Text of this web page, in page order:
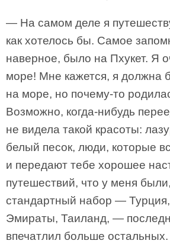
— На самом деле я
как хотелось бы. Самое
наверное, было на Пхукет. Я
море! Мне кажется, я должна
на море, но почему-то
Возможно, когда-нибудь
не видела такой красоты:
белый песок, люди, которые
и передают тебе хорошее
путешествий, что у меня
стандартный набор — Турция,
Эмираты, Таиланд, —
впечатлил больше